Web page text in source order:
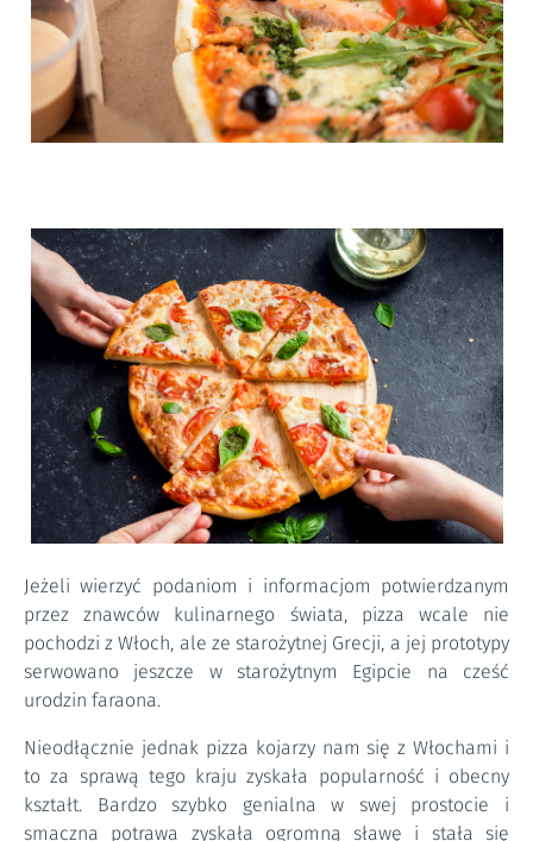
Jeżeli wierzyć podaniom i informacjom potwierdzanym
przez znawców kulinarnego świata, pizza wcale nie
pochodzi z Włoch, ale ze starożytnej Grecji, a jej prototypy
serwowano jeszcze w starożytnym Egipcie na cześć
urodzin faraona.
Nieodłącznie jednak pizza kojarzy nam się z Włochami i
to za sprawą tego kraju zyskała popularność i obecny
kształt. Bardzo szybko genialna w swej prostocie i
smaczna potrawa zyskała ogromną sławę i stała się